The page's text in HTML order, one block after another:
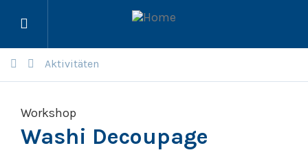
Menü
Aktivitäten
Workshop
Washi Decoupage